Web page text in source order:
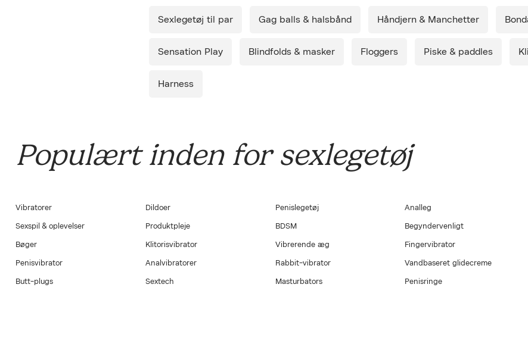
*Køb minimum 1 produkt og få Smile Makers' Silky
Sexlegetøj til par Gag balls & halsbånd Håndjern & Manchetter
Sensation Play Blindfolds & masker Floggers Piske & paddles
Harness
Populært inden for sexlegetøj
Vibratorer Dildoer Penislegetøj Analleg
Sexspil & oplevelser Produktpleje BDSM Begyndervenligt
Bøger Klitorisvibrator Vibrerende æg Fingervibrator
Penisvibrator Analvibratorer Rabbit-vibrator Vandbaseret glidecreme
Butt-plugs Sextech Masturbators Penisringe
Diskret levering.